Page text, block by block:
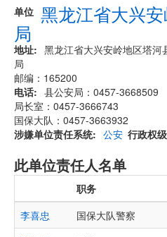
单位 黑龙江省大兴
局
地址
黑龙江省大兴安岭地区塔
局
邮编：165200
电话
县公安局：0457-3668509
局长室：0457-3666743
国保大队：0457-3663932
涉嫌单位责任系统
公安 行政权
此单位责任人名单
职务
李喜忠
国保大队警察